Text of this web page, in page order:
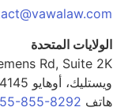
الولايات المتحدة
Rd, Suite 2K
ويستليك، أوهايو 44145، الولايات المتحدة الأمريكية
هاتف 855-8292